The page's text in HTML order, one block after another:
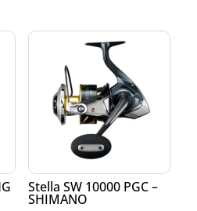
Stella SW 10000 PGC –
SHIMANO